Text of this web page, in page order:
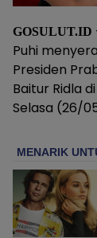
GOSULUT.ID
Puhi
Presiden
Baitur Ridla
Selasa (26/